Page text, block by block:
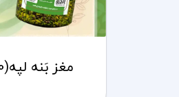
مغز بَنه لپه(400گرمی)